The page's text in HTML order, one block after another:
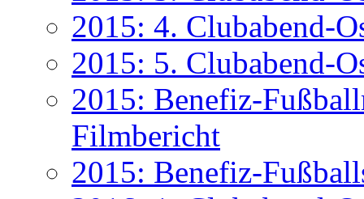
2015: 4. Clubabend-
2015: 5. Clubabend-
2015: Benefiz-
Filmbericht
2015: Benefiz-